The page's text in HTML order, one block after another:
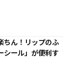
ちん！リップのふ
シール」が便利す